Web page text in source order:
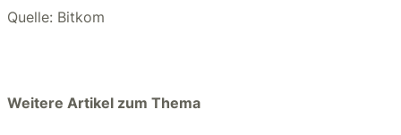
Quelle: Bitkom
Weitere Artikel zum Thema